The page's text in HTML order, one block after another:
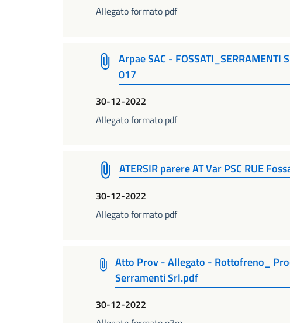
Allegato formato pdf
Arpae SAC -
017
30-12-2022
Allegato formato pdf
ATERSIR parere AT Var PSC RUE
30-12-2022
Allegato formato pdf
Atto Prov - Allegato - Rottofreno_
Serramenti Srl.pdf
30-12-2022